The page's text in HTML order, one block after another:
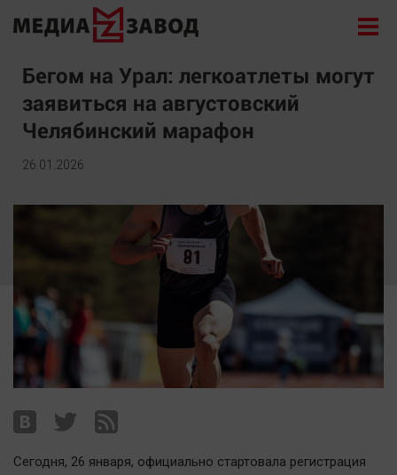
Новости
Экономика
Происшествия
Общество
Курилка
Поиск
Архив
Наша победа
Политика
Бегом на Урал: легкоатлеты могут
заявиться на августовский
Челябинский марафон
26.01.2026
Сегодня, 26 января, официально стартовала регистрация